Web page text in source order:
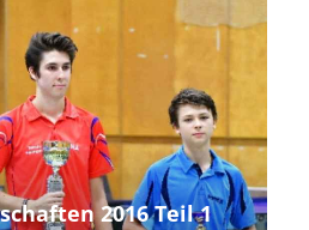
2016 Teil 1